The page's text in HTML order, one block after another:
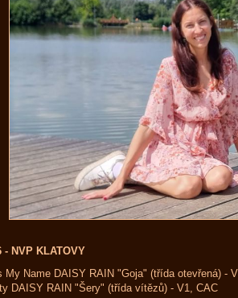
- NVP KLATOVY
My Name DAISY RAIN "Goja" (třída otevřená) -
DAISY RAIN "Šery" (třída vítězů) - V1, CAC